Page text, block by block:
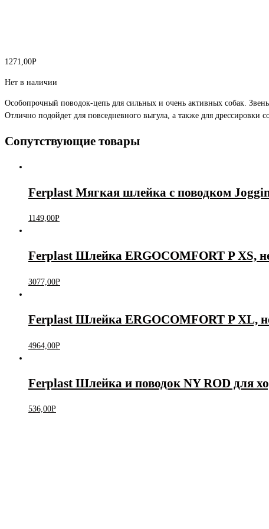
1271,00Р
Нет в наличии
Особопрочный поводок-цепь для сильных и очень активных собак.
Отлично подойдет для повседневного выгула, а также для дрессировки
Сопутствующие товары
Ferplast Мягкая шлейка с поводком
1149,00Р
Ferplast Шлейка ERGOCOMFORT P XS,
3077,00Р
Ferplast Шлейка ERGOCOMFORT P XL,
4964,00Р
Ferplast Шлейка и поводок NY ROD для
536,00Р